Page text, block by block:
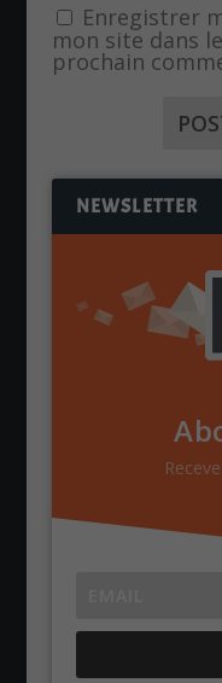
Enregistrer
mon site dans
prochain
NEWSLETTER